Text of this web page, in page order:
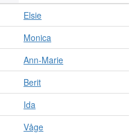
Elsie
Monica
Ann-Marie
Berit
Ida
Våge